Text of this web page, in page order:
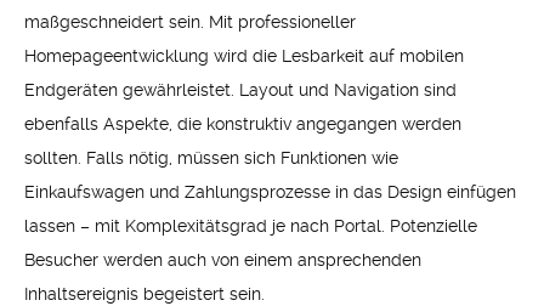
maßgeschneidert sein. Mit professioneller
Homepageentwicklung wird die Lesbarkeit auf mobilen
Endgeräten gewährleistet. Layout und Navigation sind
ebenfalls Aspekte, die konstruktiv angegangen werden
sollten. Falls nötig, müssen sich Funktionen wie
Einkaufswagen und Zahlungsprozesse in das Design einfügen
lassen – mit Komplexitätsgrad je nach Portal. Potenzielle
Besucher werden auch von einem ansprechenden
Inhaltsereignis begeistert sein.